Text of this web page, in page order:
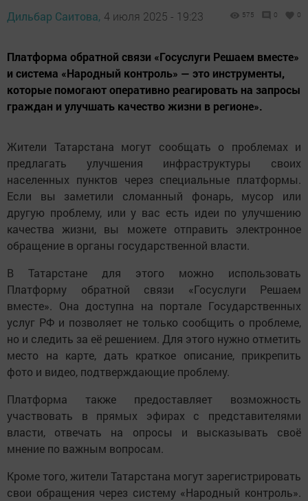
Дильбар Саитова, 4 июля 2025 - 19:23 575 0 0
Платформа обратной связи «Госуслуги Решаем вместе»
и система «Народный контроль» — это инструменты,
которые помогают оперативно реагировать на запросы
граждан и улучшать качество жизни в регионе».
Жители Татарстана могут сообщать о проблемах и
предлагать улучшения инфраструктуры своих
населенных пунктов через специальные платформы.
Если вы заметили сломанный фонарь, мусор или
другую проблему, или у вас есть идеи по улучшению
качества жизни, вы можете отправить электронное
обращение в органы государственной власти.
В Татарстане для этого можно использовать
Платформу обратной связи «Госуслуги Решаем
вместе». Она доступна на портале Государственных
услуг РФ и позволяет не только сообщить о проблеме,
но и следить за её решением. Для этого нужно отметить
место на карте, дать краткое описание, прикрепить
фото и видео, подтверждающие проблему.
Платформа также предоставляет возможность
участвовать в прямых эфирах с представителями
власти, отвечать на опросы и высказывать своё
мнение по важным вопросам.
Кроме того, жители Татарстана могут зарегистрировать
свои обращения через систему «Народный контроль».